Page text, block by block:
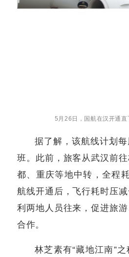
5月26日，国航在汉开通直
据了解，该航线计划
班。此前，旅客从武汉前
都、重庆等地中转，全程
航线开通后，飞行耗时压
利两地人员往来，促进旅
合作。
林芝素有“藏地江南”